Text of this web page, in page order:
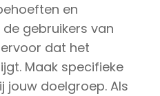
en
gebruikers van
dat het
Maak specifieke
jouw doelgroep. Als